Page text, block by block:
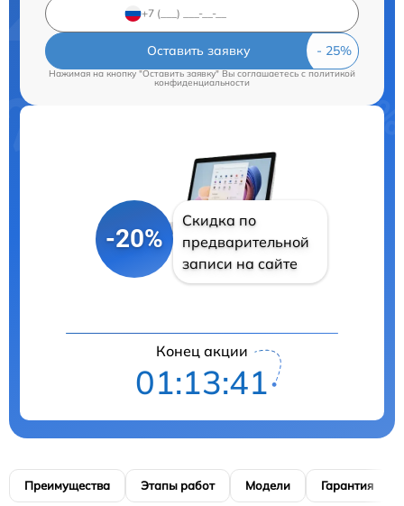
Оставить заявку
Нажимая на кнопку "Оставить заявку" Вы соглашаетесь cполитикой
конфиденциальности
-20%
Скидка по
предварительной
записи на сайте
Конец акции
01:13:40
Преимущества Этапы работ Модели Гарантия